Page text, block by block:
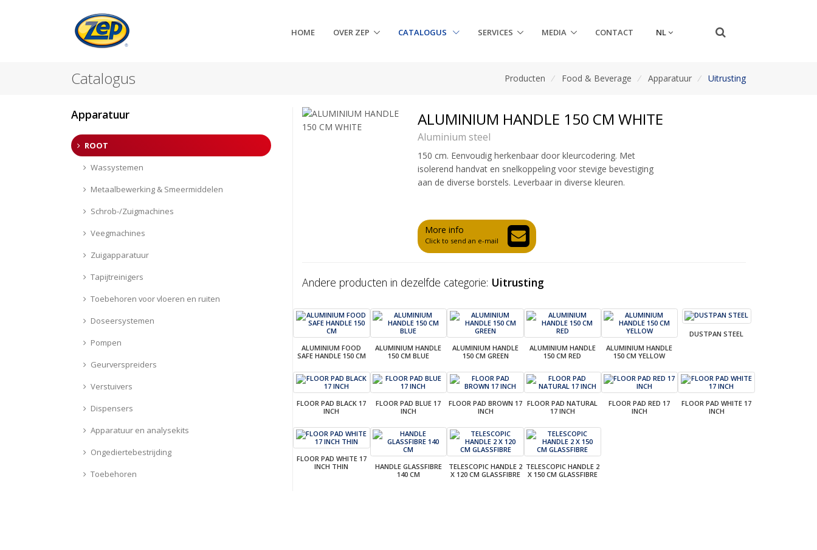
HOME OVER ZEP CATALOGUS SERVICES MEDIA CONTACT NL
Catalogus Producten / Food & Beverage / Apparatuur / Uitrusting
ALUMINIUM HANDLE 150 CM WHITE
Aluminium steel
150 cm. Eenvoudig herkenbaar door kleurcodering. Met
isolerend handvat en snelkoppeling voor stevige bevestiging
aan de diverse borstels. Leverbaar in diverse kleuren.
More info
Click to send an e-mail
Andere producten in dezelfde categorie: Uitrusting
ALUMINIUM FOOD
SAFE HANDLE 150 CM
ALUMINIUM HANDLE
150 CM BLUE
ALUMINIUM HANDLE
150 CM GREEN
ALUMINIUM HANDLE
150 CM RED
ALUMINIUM HANDLE
150 CM YELLOW
DUSTPAN STEEL
FLOOR PAD BLACK 17
INCH
FLOOR PAD BLUE 17
INCH
FLOOR PAD BROWN 17
INCH
FLOOR PAD NATURAL
17 INCH
FLOOR PAD RED 17
INCH
FLOOR PAD WHITE 17
INCH
FLOOR PAD WHITE 17
INCH THIN
HANDLE GLASSFIBRE
140 CM
TELESCOPIC HANDLE 2
X 120 CM GLASSFIBRE
TELESCOPIC HANDLE 2
X 150 CM GLASSFIBRE
Apparatuur
ROOT
Wassystemen
Metaalbewerking & Smeermiddelen
Schrob-/Zuigmachines
Veegmachines
Zuigapparatuur
Tapijtreinigers
Toebehoren voor vloeren en ruiten
Doseersystemen
Pompen
Geurverspreiders
Verstuivers
Dispensers
Apparatuur en analysekits
Ongediertebestrijding
Toebehoren